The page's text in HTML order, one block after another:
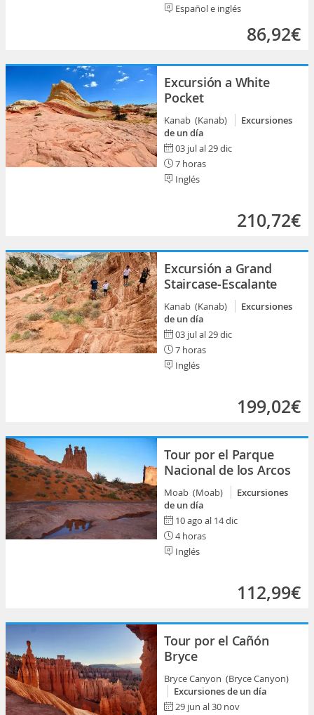
Español e inglés
86,92€
Excursión a White
Pocket
Kanab (Kanab)
Excursiones
de un día
03 jul al 29 dic
7 horas
Inglés
210,72€
Excursión a Grand
Staircase-Escalante
Kanab (Kanab)
Excursiones
de un día
03 jul al 29 dic
7 horas
Inglés
199,02€
Tour por el Parque
Nacional de los Arcos
Moab (Moab)
Excursiones
de un día
10 ago al 14 dic
4 horas
Inglés
112,99€
Tour por el Cañón
Bryce
Bryce Canyon (Bryce Canyon)
Excursiones de un día
29 jun al 30 nov